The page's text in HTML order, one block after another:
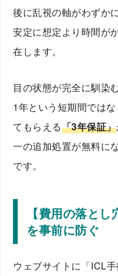
後に乱視の軸がわずか
安定に想定より時間が
在します。
目の状態が完全に馴染
1年という短期間では
てもらえる「3年保証」
一の追加処置が無料に
です。
【費用の落とし
を事前に防ぐ
ウェブサイトに「ICL